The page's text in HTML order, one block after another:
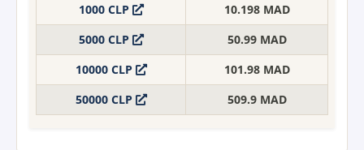
1000 CLP
10.198 MAD
5000 CLP
50.99 MAD
10000 CLP
101.98 MAD
50000 CLP
509.9 MAD